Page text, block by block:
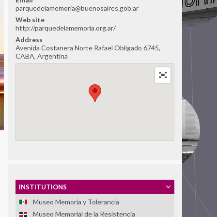
parquedelamemoria@buenosaires.gob.ar
Web site
http://parquedelamemoria.org.ar/
Address
Avenida Costanera Norte Rafael Obligado 6745,
CABA, Argentina
INSTITUTIONS
Associação Pinacoteca Arte e Cultura
Memorial das Ligas Camponesas
Memorial Paine, un lugar para la memoria
Memorial para la Concordia
Movimiento Ciudadano Para que no se Repita
Museo Casa de la Memoria Indómita (MuCMI)
Museo Casa Memoria
Museo de la Democracia
Museo Internacional para la Democracia
Museo Memoria y Tolerancia
Museo Memorial de la Resistencia